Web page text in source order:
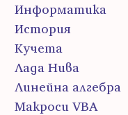
Информатика
История
Кучета
Лада Нива
Линейна алгебра
Макроси VBA